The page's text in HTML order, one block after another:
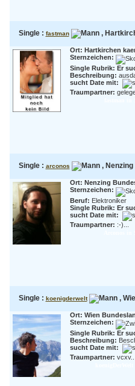
Single : fastman ,
Ort: Hartkirchen
Sternzeichen:
Single Rubrik: Er
Beschreibung:
sucht Date mit:
Traumpartner:
Single : arconos , Nenzing
Ort: Nenzing
Sternzeichen:
Beruf: Elektroniker
Single Rubrik: Er
sucht Date mit:
Traumpartner: :-)...
Single : koenigderwelt ,
Ort: Wien
Sternzeichen:
Single Rubrik: Er
Beschreibung:
sucht Date mit:
Traumpartner: